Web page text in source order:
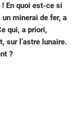
En quoi est-ce si
un minerai de fer, a
qui, a priori,
sur l’astre lunaire.
?